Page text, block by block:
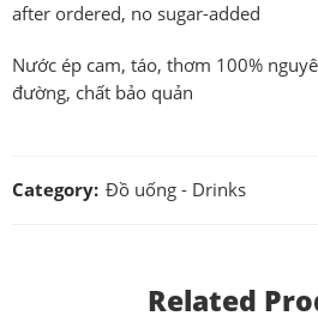
after ordered, no sugar-added
Nước ép cam, táo, thơm 100%
đường, chất bảo quản
Category: Đồ uống - Drinks
Related